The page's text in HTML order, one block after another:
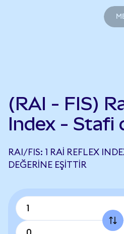
(RAI - FIS)
Index - Stafi
RAI/FIS: 1 RAI REFLEX
DEĞERINE EŞITTIR